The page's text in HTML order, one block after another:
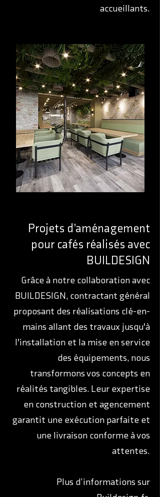
accueillants.
Projets d’aménagement
pour cafés réalisés avec
BUILDESIGN
Grâce à notre collaboration avec
BUILDESIGN, contractant général
proposant des réalisations clé-en-
mains allant des travaux jusqu'à
l'installation et la mise en service
des équipements, nous
transformons vos concepts en
réalités tangibles. Leur expertise
en construction et agencement
garantit une exécution parfaite et
une livraison conforme à vos
attentes.
Plus d’informations sur